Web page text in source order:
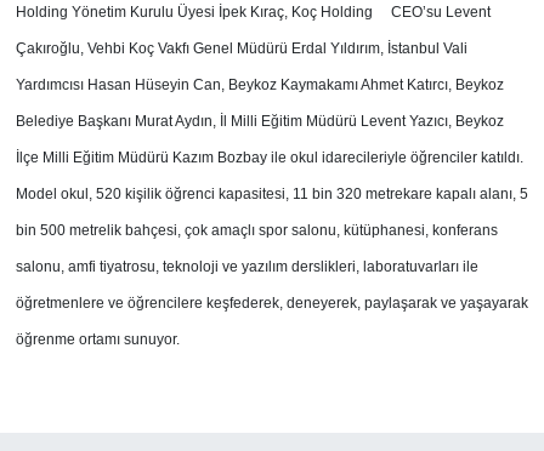
Holding Yönetim Kurulu Üyesi İpek Kıraç, Koç Holding CEO’su Levent
Çakıroğlu, Vehbi Koç Vakfı Genel Müdürü Erdal Yıldırım, İstanbul Vali
Yardımcısı Hasan Hüseyin Can, Beykoz Kaymakamı Ahmet Katırcı, Beykoz
Belediye Başkanı Murat Aydın, İl Milli Eğitim Müdürü Levent Yazıcı, Beykoz
İlçe Milli Eğitim Müdürü Kazım Bozbay ile okul idarecileriyle öğrenciler katıldı.
Model okul, 520 kişilik öğrenci kapasitesi, 11 bin 320 metrekare kapalı alanı, 5
bin 500 metrelik bahçesi, çok amaçlı spor salonu, kütüphanesi, konferans
salonu, amfi tiyatrosu, teknoloji ve yazılım derslikleri, laboratuvarları ile
öğretmenlere ve öğrencilere keşfederek, deneyerek, paylaşarak ve yaşayarak
öğrenme ortamı sunuyor.